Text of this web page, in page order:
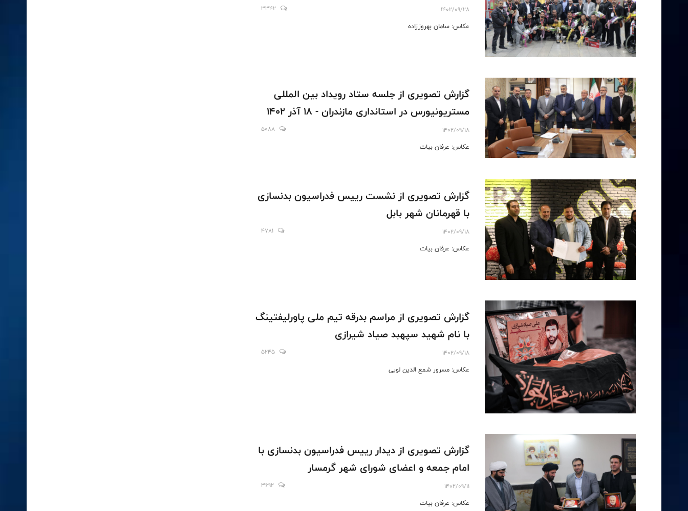
1402/09/28
3342
عکاس: سامان بهروززاده
گزارش تصويرى از جلسه ستاد رويداد بين المللى
مستريونيورس در استاندارى مازندران - ١٨ آذر ١٤٠٢
1402/09/18
5088
عكاس: عرفان بيات
گزارش تصويرى از نشست رييس فدراسيون بدنسازى
با قهرمانان شهر بابل
1402/09/18
4781
عكاس: عرفان بيات
گزارش تصویری از مراسم بدرقه تیم ملی پاورلیفتینگ
با نام شهید سپهبد صیاد شیرازی
1402/09/18
5245
عکاس: مسرور شمع الدین لویی
گزارش تصویری از دیدار رییس فدراسیون بدنسازی با
امام جمعه و اعضای شورای شهر گرمسار
1402/09/11
3692
عکاس: عرفان بیات